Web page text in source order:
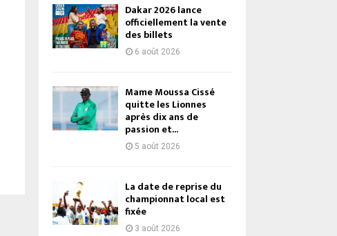
Dakar 2026 lance
officiellement la vente
des billets
6 août 2026
Mame Moussa Cissé
quitte les Lionnes
après dix ans de
passion et...
5 août 2026
La date de reprise du
championnat local est
fixée
3 août 2026